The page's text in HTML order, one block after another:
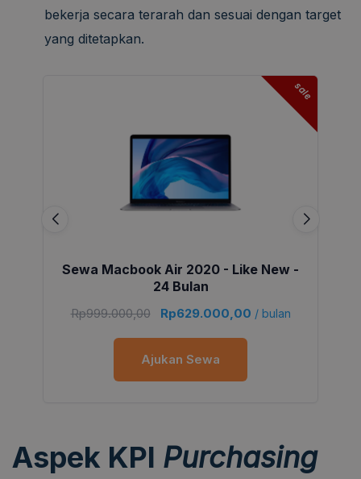
bekerja secara terarah dan sesuai dengan target
yang ditetapkan.
sale
Sewa Macbook Air 2020 - Like New -
24 Bulan
Rp999.000,00 Rp629.000,00 / bulan
Ajukan Sewa
Aspek KPI Purchasing